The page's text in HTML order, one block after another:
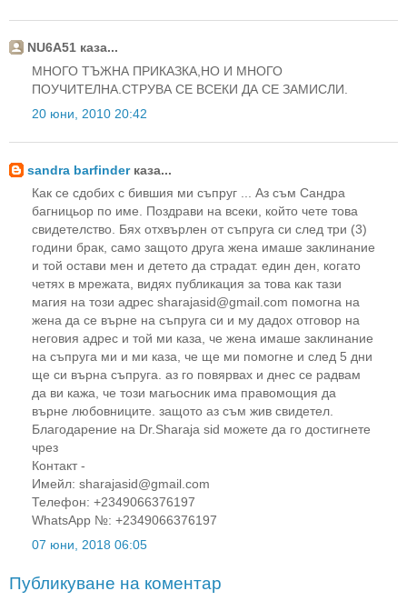
NU6A51 каза...
МНОГО ТЪЖНА ПРИКАЗКА,НО И МНОГО
ПОУЧИТЕЛНА.СТРУВА СЕ ВСЕКИ ДА СЕ ЗАМИСЛИ.
20 юни, 2010 20:42
sandra barfinderказа...
Как се сдобих с бившия ми съпруг ... Аз съм Сандра
багницьор по име. Поздрави на всеки, който чете това
свидетелство. Бях отхвърлен от съпруга си след три (3)
години брак, само защото друга жена имаше заклинание
и той остави мен и детето да страдат. един ден, когато
четях в мрежата, видях публикация за това как тази
магия на този адрес sharajasid@gmail.com помогна на
жена да се върне на съпруга си и му дадох отговор на
неговия адрес и той ми каза, че жена имаше заклинание
на съпруга ми и ми каза, че ще ми помогне и след 5 дни
ще си върна съпруга. аз го повярвах и днес се радвам
да ви кажа, че този магьосник има правомощия да
върне любовниците. защото аз съм жив свидетел.
Благодарение на Dr.Sharaja sid можете да го достигнете
чрез
Контакт -
Имейл: sharajasid@gmail.com
Телефон: +2349066376197
WhatsApp №: +2349066376197
07 юни, 2018 06:05
Публикуване на коментар